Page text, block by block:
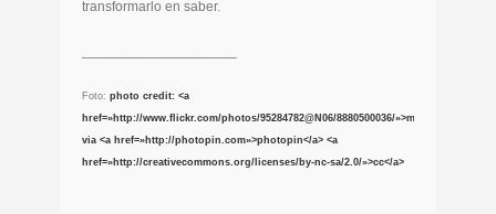
transformarlo en saber.
Foto: photo credit: <a
href=»http://www.flickr.com/photos/95284782@N06/8880500036/»>marsmet548</a>
via <a href=»http://photopin.com»>photopin</a> <a
href=»http://creativecommons.org/licenses/by-nc-sa/2.0/»>cc</a>